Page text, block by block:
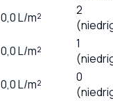
0,0L/m²
2
0,0L/m²
1
0,0L/m²
0